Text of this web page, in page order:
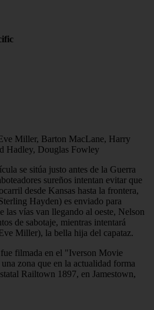
Miller, Barton MacLane, Harry
Hadley, Douglas Fowley
se sitúa justo antes de la Guerra
sureños intentan evitar que
desde Kansas hasta la frontera,
Hayden) es enviado para
las vías van llegando al oeste, Nelson
de sabotaje, mientras intentará
Miller), la bella hija del capataz.
fue filmada en el "Iverson Movie
zona que en la actualidad forma
Railtown 1897, en Jamestown,